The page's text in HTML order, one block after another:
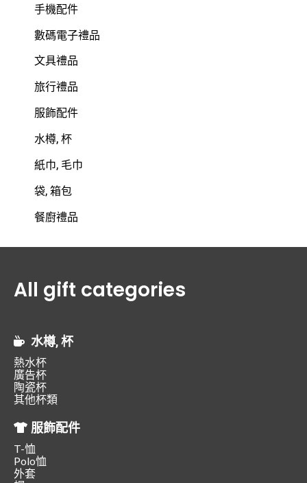
手機配件
數碼電子禮品
文具禮品
旅行禮品
服飾配件
水樽, 杯
紙巾, 毛巾
袋, 箱包
餐廚禮品
All gift categories
水樽, 杯
熱水杯
廣告杯
陶瓷杯
其他杯類
服飾配件
T-恤
Polo恤
外套